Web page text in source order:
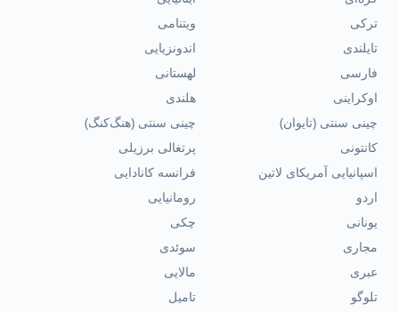
ترکی
ویتنامی
تایلندی
اندونزیایی
فارسی
لهستانی
اوکراینی
هلندی
چینی سنتی (تایوان)
چینی سنتی (هنگ‌کنگ)
کانتونی
پرتغالی برزیلی
اسپانیایی آمریکای لاتین
فرانسه کانادایی
اردو
رومانیایی
یونانی
چکی
مجاری
سوئدی
عبری
مالایی
تلوگو
تامیل